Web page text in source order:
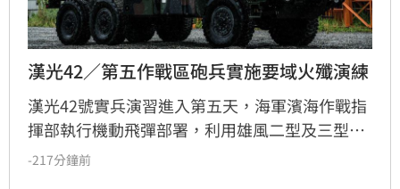
漢光42／第五作戰區砲兵實施要域火殲演練
漢光42號實兵演習進入第五天，海軍濱海作戰指
揮部執行機動飛彈部署，利用雄風二型及三型飛
彈扼控關鍵海域；第五作戰區實施「要域火殲」
-217分鐘前